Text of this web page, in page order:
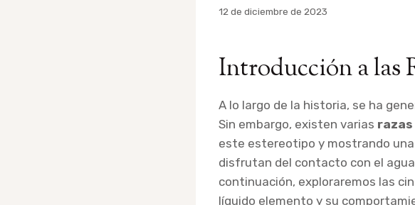
Por
12 de diciembre de 2023
Introducción a las
A lo largo de la historia, se ha
Sin embargo, existen varias
este estereotipo y mostrando
disfrutan del contacto con el
continuación, exploraremos las
líquido elemento y su